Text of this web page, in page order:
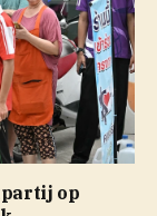
op